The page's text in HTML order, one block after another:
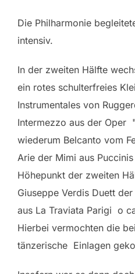
Die Philharmonie
intensiv.
In der zweiten Hälfte
ein rotes schulterfreies
Instrumentales von
Intermezzo aus der Oper
wiederum Belcanto vom
Arie der Mimi aus
Höhepunkt der zweiten
Giuseppe Verdis Duett
aus La Traviata Parigi o
Hierbei vermochten die
tänzerische Einlagen